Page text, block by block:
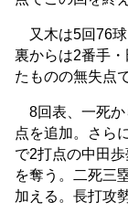
又木は5回76球
裏からは2番手
たものの無失点
8回表、一死か
点を追加。さら
で2打点の中田
を奪う。二死三
加える。長打攻